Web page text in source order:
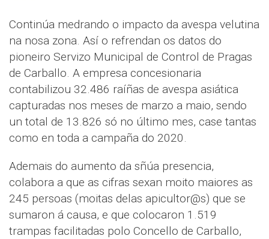
Continúa medrando o impacto da avespa velutina
na nosa zona. Así o refrendan os datos do
pioneiro Servizo Municipal de Control de Pragas
de Carballo. A empresa concesionaria
contabilizou 32.486 raíñas de avespa asiática
capturadas nos meses de marzo a maio, sendo
un total de 13.826 só no último mes, case tantas
como en toda a campaña do 2020.
Ademais do aumento da sñúa presencia,
colabora a que as cifras sexan moito maiores as
245 persoas (moitas delas apicultor@s) que se
sumaron á causa, e que colocaron 1.519
trampas facilitadas polo Concello de Carballo,